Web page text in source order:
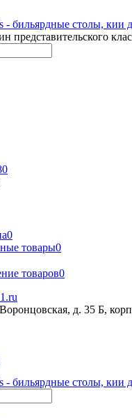
представительского
0
товары0
товаров0
д. 35 Б,